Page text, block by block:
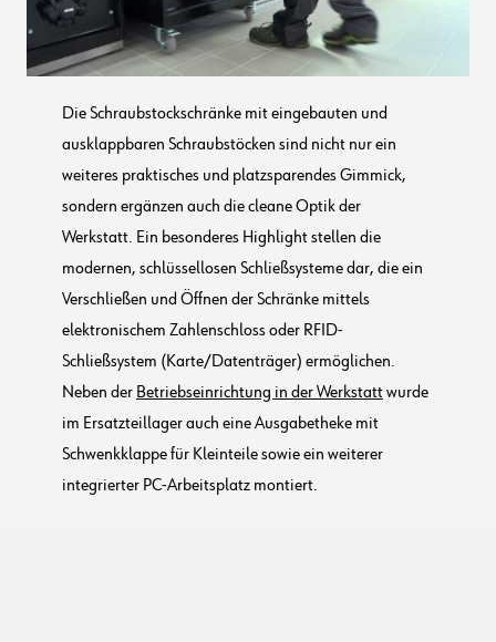
Die Schraubstockschränke mit eingebauten und
ausklappbaren Schraubstöcken sind nicht nur ein
weiteres praktisches und platzsparendes Gimmick,
sondern ergänzen auch die cleane Optik der
Werkstatt. Ein besonderes Highlight stellen die
modernen, schlüssellosen Schließsysteme dar, die ein
Verschließen und Öffnen der Schränke mittels
elektronischem Zahlenschloss oder RFID-
Schließsystem (Karte/Datenträger) ermöglichen.
Neben der Betriebseinrichtung in der Werkstattwurde
im Ersatzteillager auch eine Ausgabetheke mit
Schwenkklappe für Kleinteile sowie ein weiterer
integrierter PC-Arbeitsplatz montiert.